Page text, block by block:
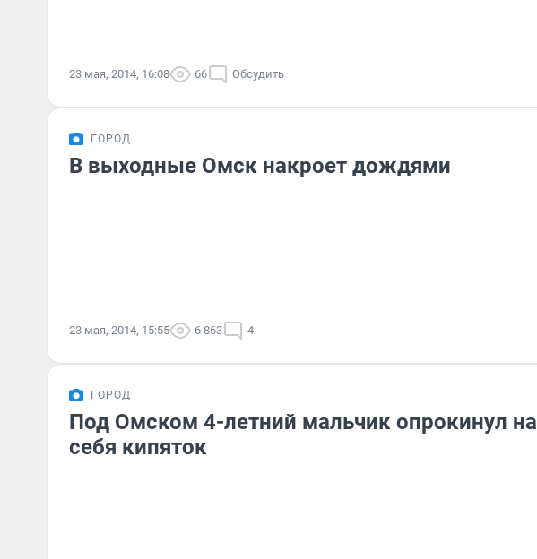
23 мая, 2014, 16:08 66 Обсудить
ГОРОД
В выходные Омск накроет дождями
23 мая, 2014, 15:55 6 863 4
ГОРОД
Под Омском 4-летний мальчик опрокинул на
себя кипяток